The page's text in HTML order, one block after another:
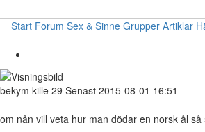
Start Forum Sex & Sinne Grupper Artiklar
bekym kille 29 Senast 2015-08-01 16:51
om nån vill veta hur man dödar en norsk ål så